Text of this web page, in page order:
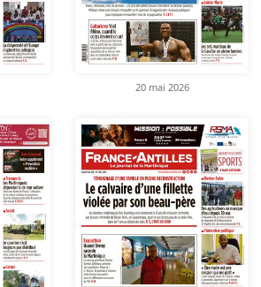
20 mai 2026